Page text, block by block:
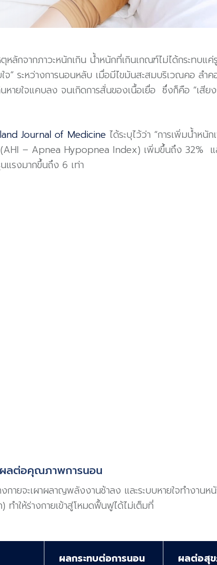
หลักจากภาวะหนักเกิน น้ำหนักที่เกินเกณฑ์ไม่ได้กระทบแ
จ” ระหว่างการนอนหลับ เมื่อมีไขมันสะสมบริเวณคอ ลำ
นหายใจแคบลง จนเกิดการสั่นของเนื้อเยื่อ ซึ่งก็คือ “เสี
Journal of Medicineได้ระบุไว้ว่า “การเพิ่มน้ำหนั
(AHI – Apnea Hypopnea Index) เพิ่มขึ้นถึง 32% แ
แรงมากขึ้นถึง 6 เท่า
ลต่อคุณภาพการนอน
กายจะเผาผลาญพลังงานช้าลง และระบบหายใจทำงานห
ทำให้ร่างกายเข้าสู่โหมดฟื้นฟูได้ไม่เต็มที่
ผลกระทบต่อการนอน ผลต่อสุข